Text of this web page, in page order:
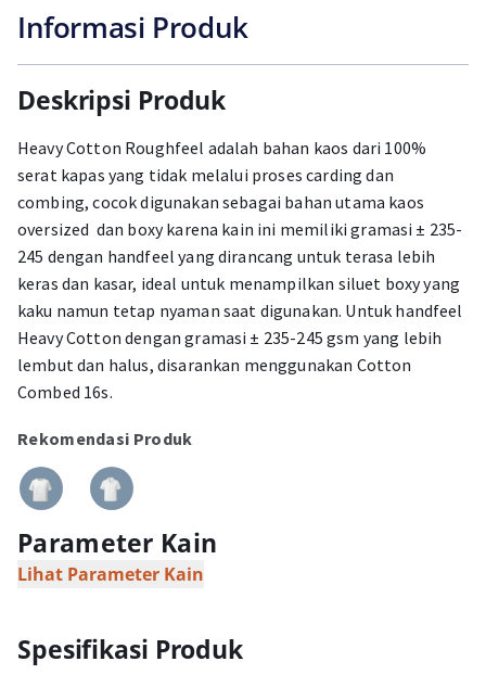
Informasi Produk
Deskripsi Produk
Heavy Cotton Roughfeel adalah bahan kaos dari 100%
serat kapas yang tidak melalui proses carding dan
combing, cocok digunakan sebagai bahan utama kaos
oversized dan boxy karena kain ini memiliki gramasi ± 235-
245 dengan handfeel yang dirancang untuk terasa lebih
keras dan kasar, ideal untuk menampilkan siluet boxy yang
kaku namun tetap nyaman saat digunakan. Untuk handfeel
Heavy Cotton dengan gramasi ± 235-245 gsm yang lebih
lembut dan halus, disarankan menggunakan Cotton
Combed 16s.
Rekomendasi Produk
Parameter Kain
Lihat Parameter Kain
Spesifikasi Produk